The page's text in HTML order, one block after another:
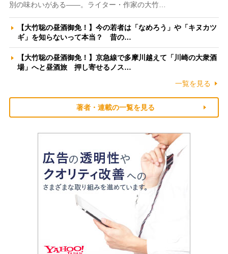
別の味わいがある――。ライター・作家の大竹…
【大竹聡の昼酒御免！】今の若者は「なめろう」や「キヌカツ
ギ」を知らないって本当？ 昔の…
【大竹聡の昼酒御免！】京急線で多摩川越えて「川崎の大衆酒
場」へと昼酒旅 押し寄せるノス…
一覧を見る
著者・連載の一覧を見る